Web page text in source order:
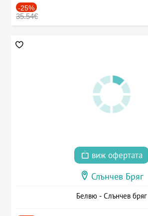
-25%
35.54€
виж офертата
Слънчев Бряг
Белвю - Слънчев бряг